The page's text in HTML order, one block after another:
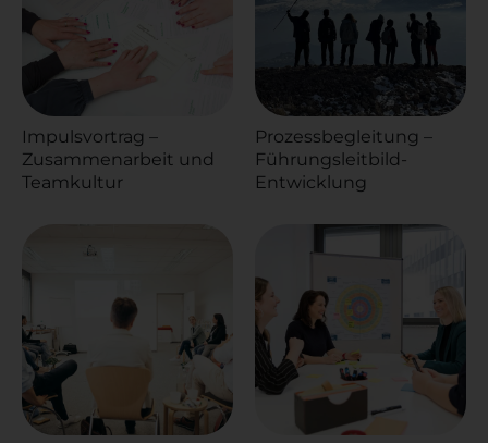
Impulsvortrag –
Zusammenarbeit und
Teamkultur
Prozessbegleitung –
Führungsleitbild-
Entwicklung